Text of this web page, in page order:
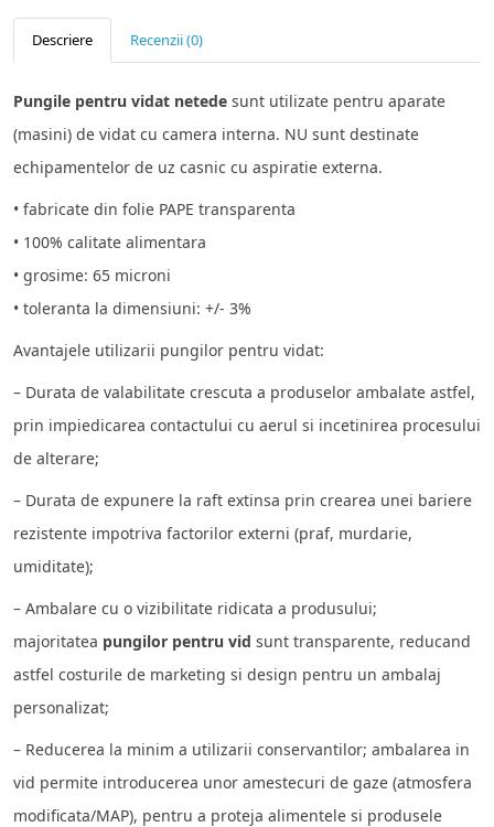
Descriere Recenzii (0)
Pungile pentru vidat netede sunt utilizate pentru aparate
(masini) de vidat cu camera interna. NU sunt destinate
echipamentelor de uz casnic cu aspiratie externa.
• fabricate din folie PAPE transparenta
• 100% calitate alimentara
• grosime: 65 microni
• toleranta la dimensiuni: +/- 3%
Avantajele utilizarii pungilor pentru vidat:
– Durata de valabilitate crescuta a produselor ambalate astfel,
prin impiedicarea contactului cu aerul si incetinirea procesului
de alterare;
– Durata de expunere la raft extinsa prin crearea unei bariere
rezistente impotriva factorilor externi (praf, murdarie,
umiditate);
– Ambalare cu o vizibilitate ridicata a produsului;
majoritatea pungilor pentru vid sunt transparente, reducand
astfel costurile de marketing si design pentru un ambalaj
personalizat;
– Reducerea la minim a utilizarii conservantilor; ambalarea in
vid permite introducerea unor amestecuri de gaze (atmosfera
modificata/MAP), pentru a proteja alimentele si produsele